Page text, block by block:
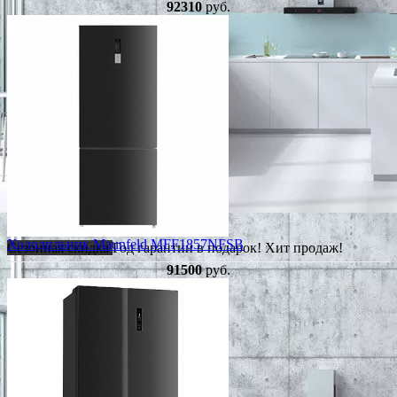
92310 руб.
Сезонная скидкаГод гарантии в подарок!Хит продаж!
Холодильник Maunfeld MFF1857NFSB
91500руб.